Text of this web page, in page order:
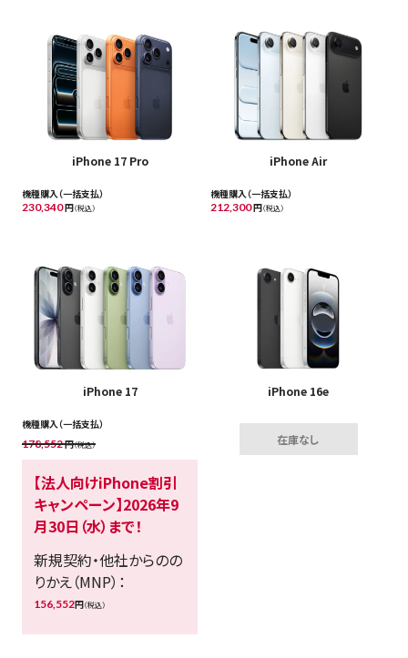
iPhone 17 Pro
機種購入（一括支払）
230,340円（税込）
iPhone Air
機種購入（一括支払）
212,300円（税込）
iPhone 17
機種購入（一括支払）
178,552円（税込）
【法人向けiPhone割引
キャンペーン】2026年9
月30日（水）まで！
新規契約・他社からのの
りかえ（MNP）：
156,552円（税込）
iPhone 16e
在庫なし